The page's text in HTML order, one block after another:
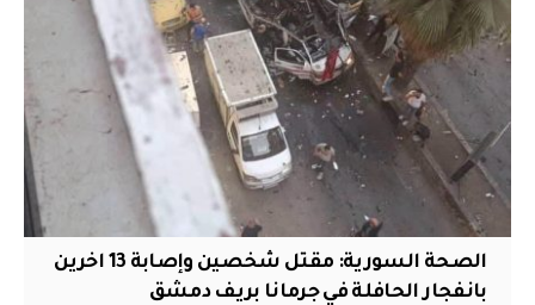
الصحة السورية: مقتل شخصين وإصابة 13 اخرين
بانفجار الحافلة في جرمانا بريف دمشق